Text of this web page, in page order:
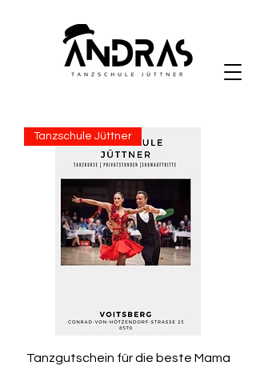
Tanzschule Jüttner
Tanzgutschein für die beste Mama